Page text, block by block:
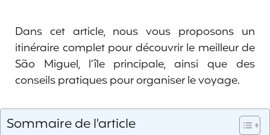
Dans cet article, nous vous proposons un
itinéraire complet pour découvrir le meilleur de
São Miguel, l’île principale, ainsi que des
conseils pratiques pour organiser le voyage.
Sommaire de l'article